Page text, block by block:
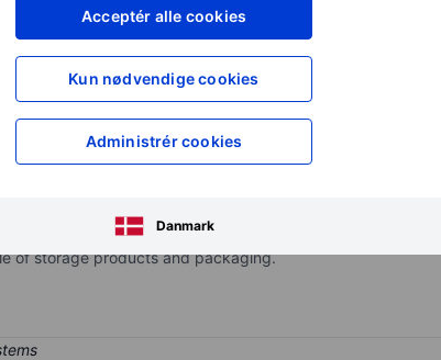
Acceptér alle cookies
Kun nødvendige cookies
Administrér cookies
Danmark
XXXXXXX
XXXXXXX
XXXXXXX
for at få adgang til
storage centers. The company has two reportable
segment. Geographically, the company derives the
and Denmark among others. It generates revenue
of storage products and packaging.